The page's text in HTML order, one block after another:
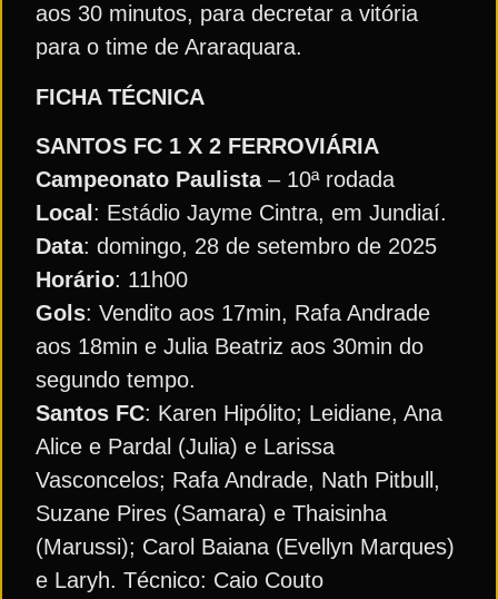
aos 30 minutos, para decretar a vitória
para o time de Araraquara.
FICHA TÉCNICA
SANTOS FC 1 X 2 FERROVIÁRIA
Campeonato Paulista– 10ª rodada
Local : Estádio Jayme Cintra, em Jundiaí.
Data: domingo, 28 de setembro de 2025
Horário: 11h00
Gols: Vendito aos 17min, Rafa Andrade
aos 18min e Julia Beatriz aos 30min do
segundo tempo.
Santos FC: Karen Hipólito; Leidiane, Ana
Alice e Pardal (Julia) e Larissa
Vasconcelos; Rafa Andrade, Nath Pitbull,
Suzane Pires (Samara) e Thaisinha
(Marussi); Carol Baiana (Evellyn Marques)
e Laryh. Técnico: Caio Couto